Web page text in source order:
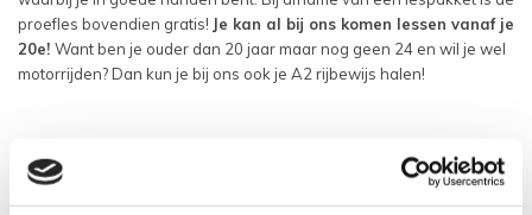
proefles bovendien gratis! Je kan al bij ons komen lessen vanaf je
20e! Want ben je ouder dan 20 jaar maar nog geen 24 en wil je wel
motorrijden? Dan kun je bij ons ook je A2 rijbewijs halen!